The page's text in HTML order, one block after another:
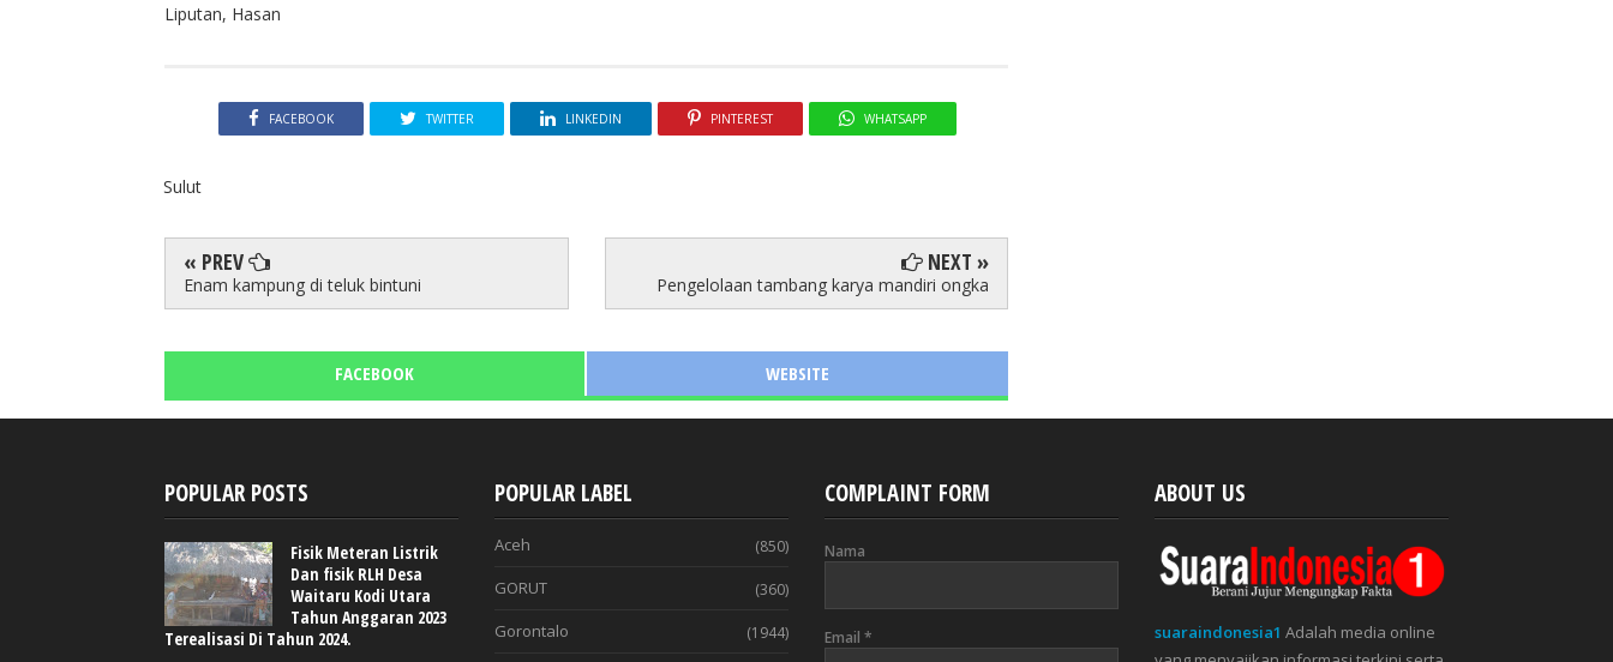
Liputan, Hasan
FACEBOOK TWITTER LINKEDIN PINTEREST WHATSAPP
Sulut
« PREV
Enam kampung di teluk bintuni
NEXT »
Pengelolaan tambang karya mandiri ongka
FACEBOOK WEBSITE
POPULAR POSTS
Fisik Meteran Listrik
Dan fisik RLH Desa
Waitaru Kodi Utara
Tahun Anggaran 2023
Terealisasi Di Tahun 2024.
POPULAR LABEL
Aceh (850)
GORUT (360)
Gorontalo (1944)
COMPLAINT FORM
Nama
Email *
ABOUT US
suaraindonesia1 Adalah media online